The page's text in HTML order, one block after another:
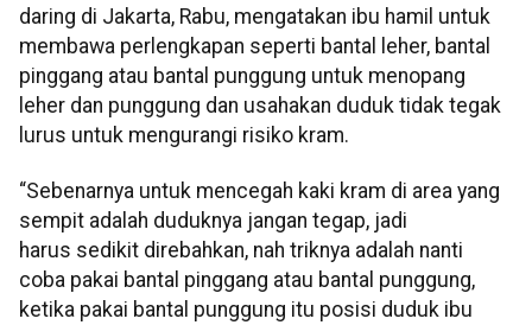
daring di Jakarta, Rabu, mengatakan ibu hamil untuk
membawa perlengkapan seperti bantal leher, bantal
pinggang atau bantal punggung untuk menopang
leher dan punggung dan usahakan duduk tidak tegak
lurus untuk mengurangi risiko kram.
“Sebenarnya untuk mencegah kaki kram di area yang
sempit adalah duduknya jangan tegap, jadi
harus sedikit direbahkan, nah triknya adalah nanti
coba pakai bantal pinggang atau bantal punggung,
ketika pakai bantal punggung itu posisi duduk ibu